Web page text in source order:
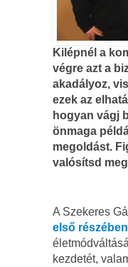
Kilépnél a
végre azt a
akadályoz,
ezek az
hogyan vágj
önmaga
megoldást.
valósítsd
A Szekeres
első részében
kezdetét,